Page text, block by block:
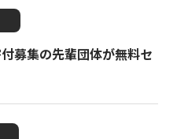
付募集の先輩団体が無料セ